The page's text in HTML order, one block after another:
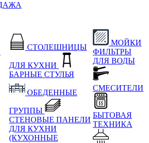
СТОЛЕШНИЦЫ
ДЛЯ КУХНИ
БАРНЫЕ СТУЛЬЯ
ОБЕДЕННЫЕ
ГРУППЫ
СТЕНОВЫЕ ПАНЕЛИ
ДЛЯ КУХНИ
(КУХОННЫЕ
МОЙКИ
ФИЛЬТРЫ
ДЛЯ ВОДЫ
СМЕСИТЕЛИ
БЫТОВАЯ
ТЕХНИКА